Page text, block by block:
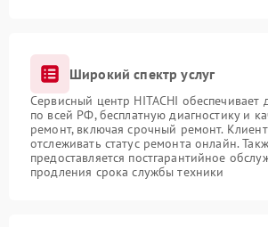
Широкий спектр услуг
Сервисный центр HITACHI обеспечивает
по всей РФ, бесплатную диагностику и
ремонт, включая срочный ремонт.
отслеживать статус ремонта онлайн.
предоставляется постгарантийное
продления срока службы техники